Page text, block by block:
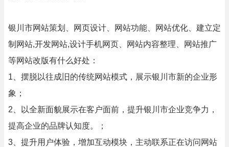
银川市网站策划、网页设计、网站功能、网站优化、建立定
制网站,开发网站,设计手机网页、网站内容整理、网站推广
等网站改版有什么好处：
1、摆脱以往成旧的传统网站模式，展示银川市新的企业形
象；
2、以全新面貌展示在客户面前，提升银川市企业竞争力，
提高企业的品牌认知度。；
3、提升用户体验，增加互动模块，主动联系正在访问网站